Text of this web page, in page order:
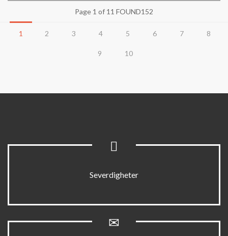
Page 1 of 11 FOUND152
1 2 3 4 5 6 7 8
9 10
Severdigheter